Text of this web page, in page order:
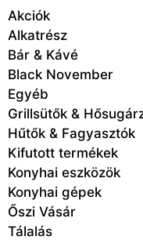
Akciók
Alkatrész
Bár & Kávé
Black November
Egyéb
Grillsütők &
Hűtők & Fagyasztók
Kifutott termékek
Konyhai eszközök
Konyhai gépek
Őszi Vásár
Tálalás